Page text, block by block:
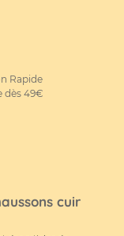
Rapide
dès 49€
cuir